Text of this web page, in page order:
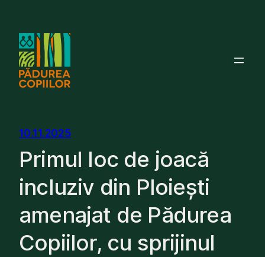
content
10.11.2025
Primul loc de joacă
incluziv din Ploiești
amenajat de Pădurea
Copiilor, cu sprijinul